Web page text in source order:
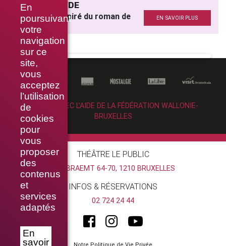
En
poursuivant
votre
navigation
sur ce
site,
vous
acceptez
l’utilisation
de
cookies
pour
vous
proposer
des
contenus
et
services
adaptés
En
savoir
JEKYLL // HYDE
Librement inspiré du roman de EN SAVOIR PLUS
RÉALISÉ AVEC L’AIDE DE LA FÉDÉRATION WALLONIE-
BRUXELLES
THÉÂTRE LE PUBLIC
RUE BRAEMT 64-70, 1210 BRUXELLES
INFOS & RÉSERVATIONS
02 724 24 44
Notre Politique de Vie Privée